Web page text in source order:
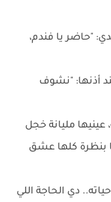
"حاضر يا فندم،
أذنها: "نشوف
مليانة خجل
بنظرة كلها عشق
دي الحاجة اللي